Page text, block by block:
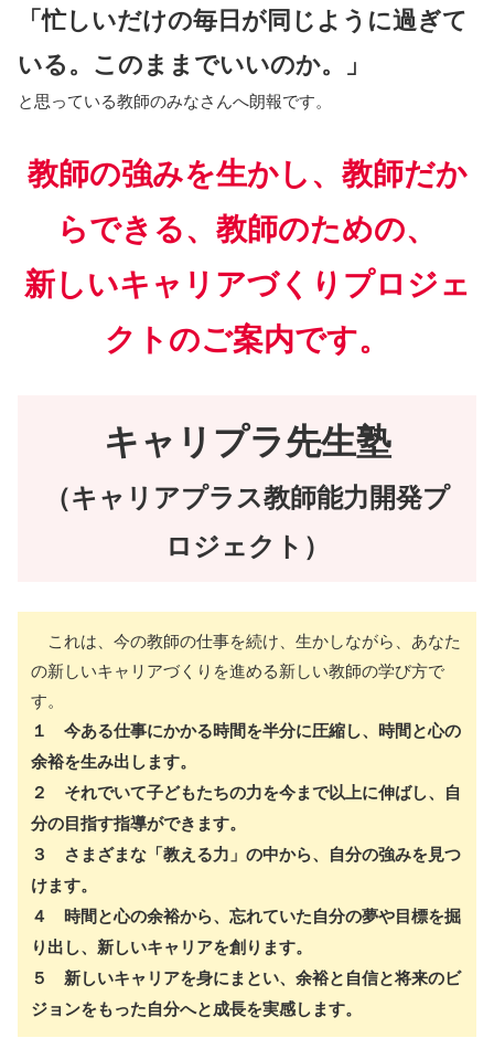
「忙しいだけの毎日が同じように過ぎて
いる。このままでいいのか。」
と思っている教師のみなさんへ朗報です。
教師の強みを生かし、教師だか
らできる、教師のための、
新しいキャリアづくりプロジェ
クトのご案内です。
キャリプラ先生塾
（キャリアプラス教師能力開発プ
ロジェクト）
これは、今の教師の仕事を続け、生かしながら、あなた
の新しいキャリアづくりを進める新しい教師の学び方で
す。
１ 今ある仕事にかかる時間を半分に圧縮し、時間と心の
余裕を生み出します。
２ それでいて子どもたちの力を今まで以上に伸ばし、自
分の目指す指導ができます。
３ さまざまな「教える力」の中から、自分の強みを見つ
けます。
４ 時間と心の余裕から、忘れていた自分の夢や目標を掘
り出し、新しいキャリアを創ります。
５ 新しいキャリアを身にまとい、余裕と自信と将来のビ
ジョンをもった自分へと成長を実感します。